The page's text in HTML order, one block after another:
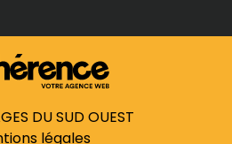
DU SUD OUEST
légales